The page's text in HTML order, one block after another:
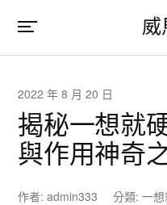
威
2022 年 8 月 20 日
揭秘一想就
與作用神奇
作者:admin333 分類: 一